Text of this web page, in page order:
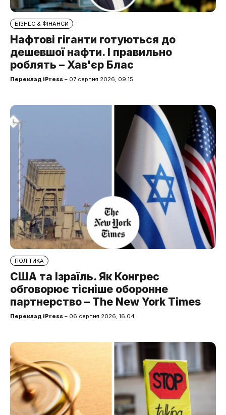
БІЗНЕС & ФІНАНСИ
Нафтові гіганти готуються до
дешевшої нафти. І правильно
роблять – Хав'єр Блас
Переклад iPress – 07 серпня 2026, 09:15
ПОЛІТИКА
США та Ізраїль. Як Конгрес
обговорює тісніше оборонне
партнерство – The New York Times
Переклад iPress – 06 серпня 2026, 16:04